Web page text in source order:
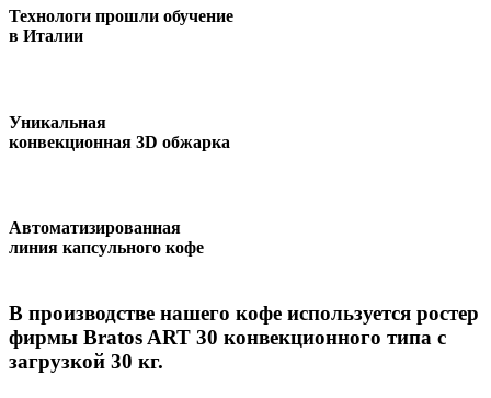
Технологи прошли обучение
в Италии
Уникальная
конвекционная 3D обжарка
Автоматизированная
линия капсульного кофе
В производстве нашего кофе используется ростер
фирмы Bratos ART 30 конвекционного типа с
загрузкой 30 кг.